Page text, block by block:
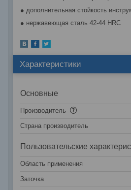
● дополнительная стойкость
● нержавеющая сталь 42-44 HRC
Характеристики
Основные
Производитель
Страна производитель
Пользовательские
Область применения
Заточка